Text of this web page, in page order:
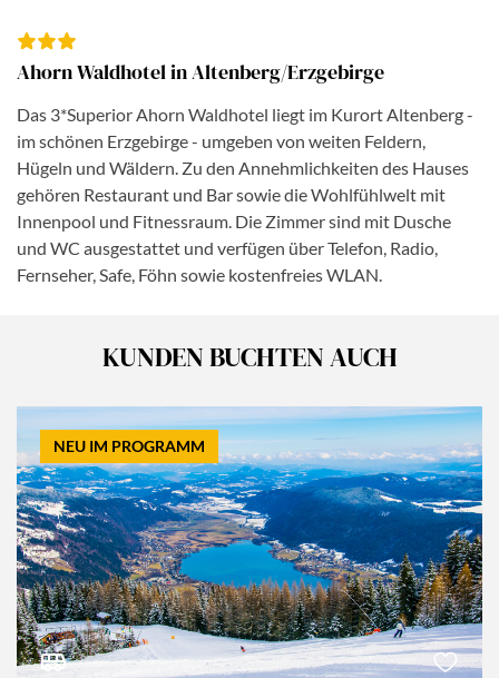
Ahorn Waldhotel in Altenberg/Erzgebirge
Das 3*Superior Ahorn Waldhotel liegt im Kurort Altenberg -
im schönen Erzgebirge - umgeben von weiten Feldern,
Hügeln und Wäldern. Zu den Annehmlichkeiten des Hauses
gehören Restaurant und Bar sowie die Wohlfühlwelt mit
Innenpool und Fitnessraum. Die Zimmer sind mit Dusche
und WC ausgestattet und verfügen über Telefon, Radio,
Fernseher, Safe, Föhn sowie kostenfreies WLAN.
KUNDEN BUCHTEN AUCH
NEU IM PROGRAMM